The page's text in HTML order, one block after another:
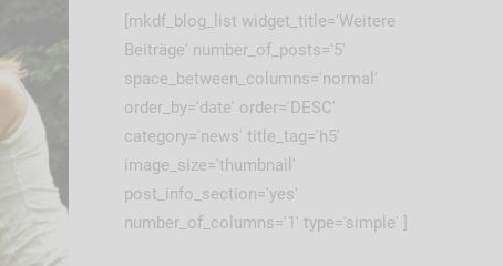
[mkdf_blog_list widget_title='Weitere
Beiträge' number_of_posts='5'
space_between_columns='normal'
order_by='date' order='DESC'
category='news' title_tag='h5'
image_size='thumbnail'
post_info_section='yes'
number_of_columns='1' type='simple' ]